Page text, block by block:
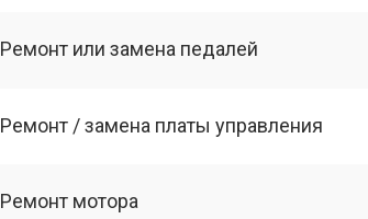
Ремонт или замена педалей
Ремонт / замена платы управления
Ремонт мотора